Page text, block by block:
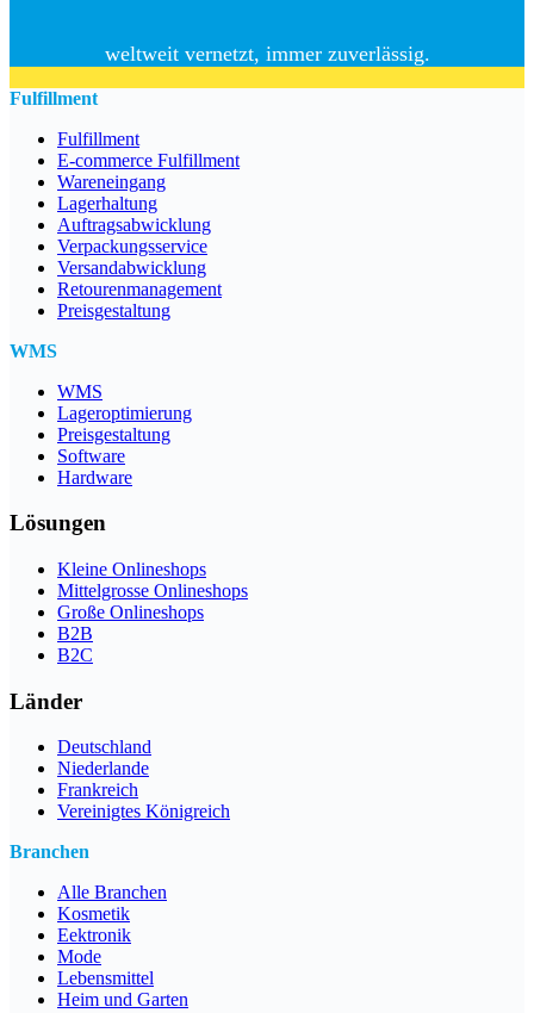
weltweit vernetzt, immer zuverlässig.
Fulfillment
Fulfillment
E-commerce Fulfillment
Wareneingang
Lagerhaltung
Auftragsabwicklung
Verpackungsservice
Versandabwicklung
Retourenmanagement
Preisgestaltung
WMS
WMS
Lageroptimierung
Preisgestaltung
Software
Hardware
Lösungen
Kleine Onlineshops
Mittelgrosse Onlineshops
Große Onlineshops
B2B
B2C
Länder
Deutschland
Niederlande
Frankreich
Vereinigtes Königreich
Branchen
Alle Branchen
Kosmetik
Eektronik
Mode
Lebensmittel
Heim und Garten